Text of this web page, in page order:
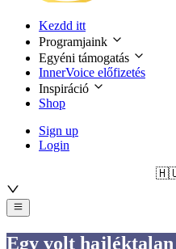
Kezdd itt
Programjaink
Egyéni támogatás
InnerVoice előfizetés
Inspiráció
Shop
Sign up
Login
Egy volt